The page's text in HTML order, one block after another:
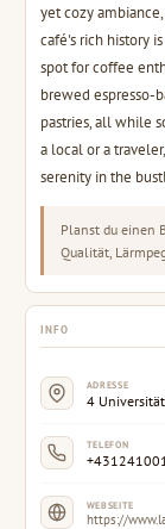
yet cozy
café's rich history
spot for coffee
brewed espresso-
pastries, all while
a local or a
serenity in the
Planst du einen
Qualität,
INFO
ADRESSE
4
TELEFON
WEBSEITE
https://